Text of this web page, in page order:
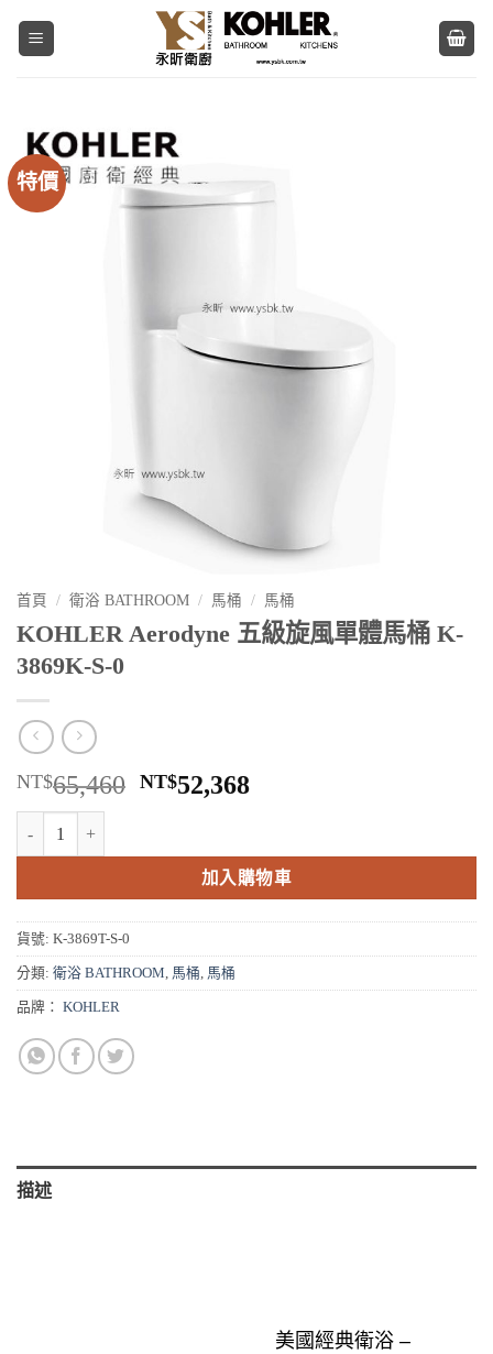
特價
首頁 / 衛浴 BATHROOM / 馬桶 / 馬桶
KOHLER Aerodyne 五級旋風單體馬桶 K-
3869K-S-0
NT$65,460 原
格：
NT$65,460。
NT$52,368目
格：
NT$52,368。
加入購物車
貨號: K-3869T-S-0
分類: 衛浴 BATHROOM, 馬桶, 馬桶
品牌： KOHLER
描述
美國經典衛浴 –